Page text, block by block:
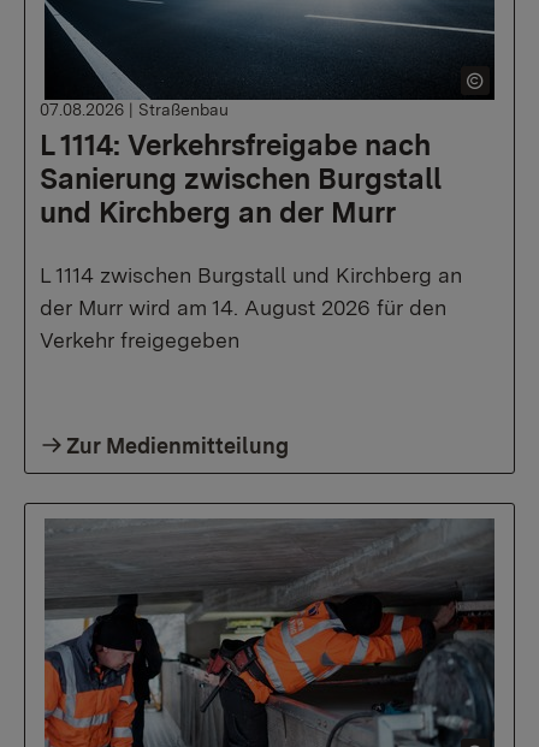
L 1114: Verkehrsfreigabe nach
Sanierung zwischen Burgstall
und Kirchberg an der Murr
07.08.2026 | Straßenbau
L 1114 zwischen Burgstall und Kirchberg an
der Murr wird am 14. August 2026 für den
Verkehr freigegeben
Zur Medienmitteilung